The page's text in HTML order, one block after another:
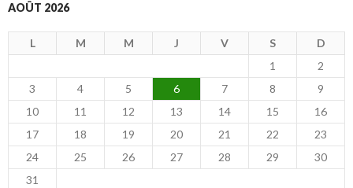
AOÛT 2026
L M M J V S D
1
2
3
4 5 6 7 8
9
10
11 12 13 14 15
16
17
18 19 20 21 22
23
24
25 26 27 28 29
30
31